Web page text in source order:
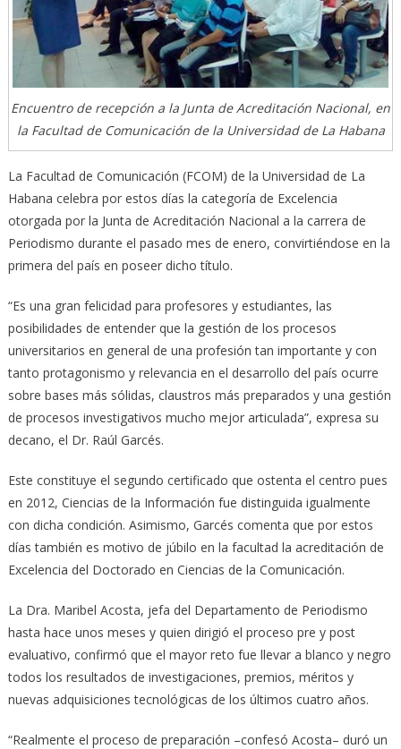
Encuentro de recepción a la Junta de Acreditación Nacional, en
la Facultad de Comunicación de la Universidad de La Habana
La Facultad de Comunicación (FCOM) de la Universidad de La
Habana celebra por estos días la categoría de Excelencia
otorgada por la Junta de Acreditación Nacional a la carrera de
Periodismo durante el pasado mes de enero, convirtiéndose en la
primera del país en poseer dicho título.
“Es una gran felicidad para profesores y estudiantes, las
posibilidades de entender que la gestión de los procesos
universitarios en general de una profesión tan importante y con
tanto protagonismo y relevancia en el desarrollo del país ocurre
sobre bases más sólidas, claustros más preparados y una gestión
de procesos investigativos mucho mejor articulada”, expresa su
decano, el Dr. Raúl Garcés.
Este constituye el segundo certificado que ostenta el centro pues
en 2012, Ciencias de la Información fue distinguida igualmente
con dicha condición. Asimismo, Garcés comenta que por estos
días también es motivo de júbilo en la facultad la acreditación de
Excelencia del Doctorado en Ciencias de la Comunicación.
La Dra. Maribel Acosta, jefa del Departamento de Periodismo
hasta hace unos meses y quien dirigió el proceso pre y post
evaluativo, confirmó que el mayor reto fue llevar a blanco y negro
todos los resultados de investigaciones, premios, méritos y
nuevas adquisiciones tecnológicas de los últimos cuatro años.
“Realmente el proceso de preparación –confesó Acosta– duró un